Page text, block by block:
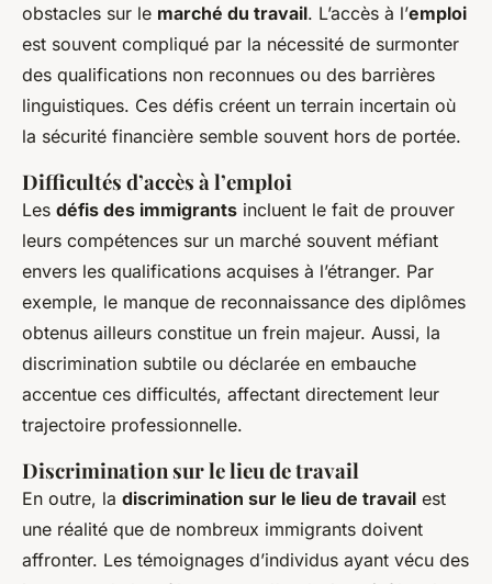
obstacles sur le marché du travail. L’accès à l’emploi
est souvent compliqué par la nécessité de surmonter
des qualifications non reconnues ou des barrières
linguistiques. Ces défis créent un terrain incertain où
la sécurité financière semble souvent hors de portée.
Difficultés d’accès à l’emploi
Les défis des immigrants incluent le fait de prouver
leurs compétences sur un marché souvent méfiant
envers les qualifications acquises à l’étranger. Par
exemple, le manque de reconnaissance des diplômes
obtenus ailleurs constitue un frein majeur. Aussi, la
discrimination subtile ou déclarée en embauche
accentue ces difficultés, affectant directement leur
trajectoire professionnelle.
Discrimination sur le lieu de travail
En outre, la discrimination sur le lieu de travail est
une réalité que de nombreux immigrants doivent
affronter. Les témoignages d’individus ayant vécu des